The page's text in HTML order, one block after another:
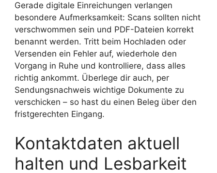
Gerade digitale Einreichungen verlangen
besondere Aufmerksamkeit: Scans sollten nicht
verschwommen sein und PDF-Dateien korrekt
benannt werden. Tritt beim Hochladen oder
Versenden ein Fehler auf, wiederhole den
Vorgang in Ruhe und kontrolliere, dass alles
richtig ankommt. Überlege dir auch, per
Sendungsnachweis wichtige Dokumente zu
verschicken – so hast du einen Beleg über den
fristgerechten Eingang.
Kontaktdaten aktuell
halten und Lesbarkeit